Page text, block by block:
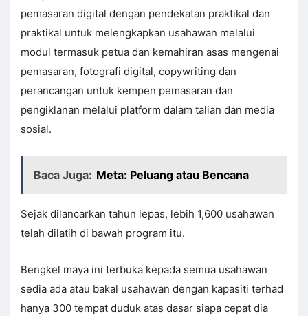
pemasaran digital dengan pendekatan praktikal dan
praktikal untuk melengkapkan usahawan melalui
modul termasuk petua dan kemahiran asas mengenai
pemasaran, fotografi digital, copywriting dan
perancangan untuk kempen pemasaran dan
pengiklanan melalui platform dalam talian dan media
sosial.
Baca Juga: Meta: Peluang atau Bencana
Sejak dilancarkan tahun lepas, lebih 1,600 usahawan
telah dilatih di bawah program itu.
Bengkel maya ini terbuka kepada semua usahawan
sedia ada atau bakal usahawan dengan kapasiti terhad
hanya 300 tempat duduk atas dasar siapa cepat dia